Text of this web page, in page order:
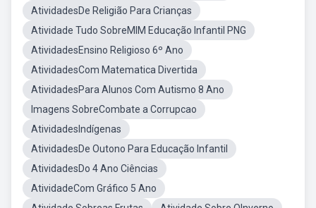
AtividadesDe Religião Para Crianças
Atividade Tudo SobreMIM Educação Infantil PNG
AtividadesEnsino Religioso 6º Ano
AtividadesCom Matematica Divertida
AtividadesPara Alunos Com Autismo 8 Ano
Imagens SobreCombate a Corrupcao
AtividadesIndígenas
AtividadesDe Outono Para Educação Infantil
AtividadesDo 4 Ano Ciências
AtividadeCom Gráfico 5 Ano